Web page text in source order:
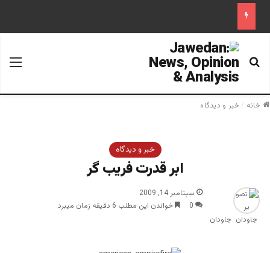
جستجو برای
خانه /خبر و دیدگاه
خبر و دیدگاه
ابر قدرت فریب گر
جاودان
سپتامبر 14, 2009
0
خواندن این مطلب 6 دقیقه زمان میبرد